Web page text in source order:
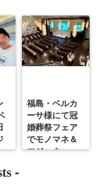
福島・ベルカ
ーサ様にて冠
婚葬祭フェア
でモノマネ＆
マジック
-